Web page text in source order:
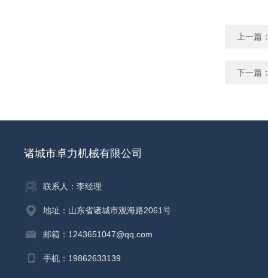
上一篇
下一篇
诸城市卓力机械有限公司
联系人：李经理
地址：山东省诸城市观海路2061号
邮箱：1243651047@qq.com
手机：19862633139